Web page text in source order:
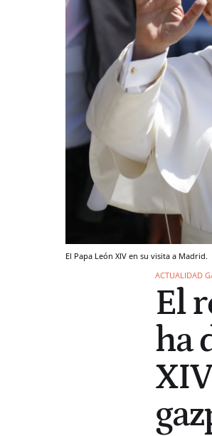
El Papa León XIV en su visita a Madrid.
ACTUALIDAD
El
ha